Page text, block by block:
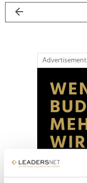
Advertisement